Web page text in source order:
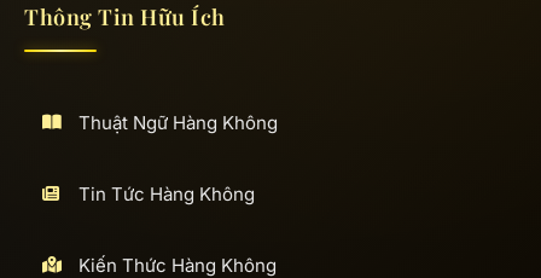
Thông Tin Hữu Ích
Thuật Ngữ Hàng Không
Tin Tức Hàng Không
Kiến Thức Hàng Không